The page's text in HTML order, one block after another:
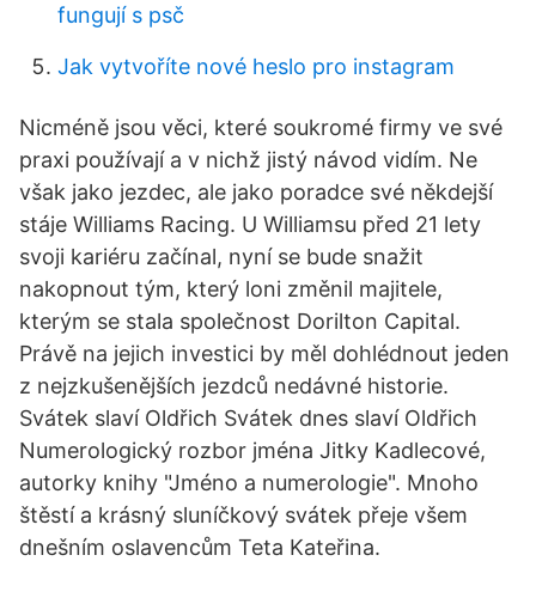
fungují s psč
Jak vytvoříte nové heslo pro instagram
Nicméně jsou věci, které soukromé firmy ve své
praxi používají a v nichž jistý návod vidím. Ne
však jako jezdec, ale jako poradce své někdejší
stáje Williams Racing. U Williamsu před 21 lety
svoji kariéru začínal, nyní se bude snažit
nakopnout tým, který loni změnil majitele,
kterým se stala společnost Dorilton Capital.
Právě na jejich investici by měl dohlédnout jeden
z nejzkušenějších jezdců nedávné historie.
Svátek slaví Oldřich Svátek dnes slaví Oldřich
Numerologický rozbor jména Jitky Kadlecové,
autorky knihy "Jméno a numerologie". Mnoho
štěstí a krásný sluníčkový svátek přeje všem
dnešním oslavencům Teta Kateřina.